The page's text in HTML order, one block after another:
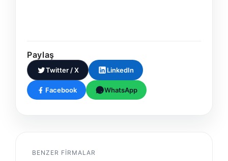
Paylaş
Twitter / X LinkedIn
Facebook WhatsApp
BENZER FIRMALAR